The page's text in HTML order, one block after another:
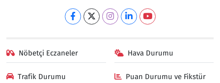
Nöbetçi Eczaneler Hava Durumu
Trafik Durumu Puan Durumu ve Fikstür